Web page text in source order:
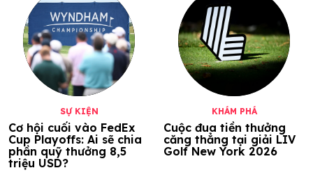
SỰ KIỆN
Cơ hội cuối vào FedEx
Cup Playoffs: Ai sẽ chia
phần quỹ thưởng 8,5
triệu USD?
KHÁM PHÁ
Cuộc đua tiền thưởng
căng thẳng tại giải LIV
Golf New York 2026